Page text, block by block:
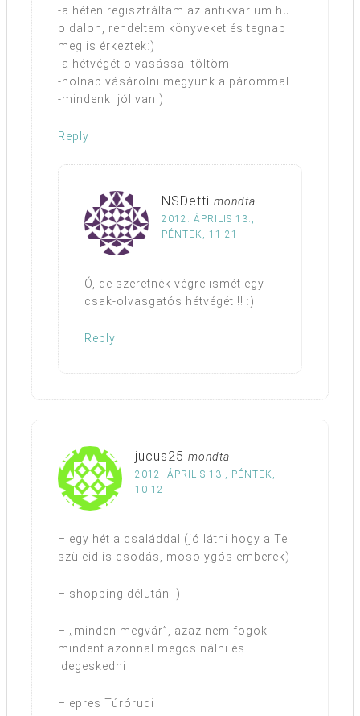
-a héten regisztráltam az antikvarium.hu
oldalon, rendeltem könyveket és tegnap
meg is érkeztek:)
-a hétvégét olvasással töltöm!
-holnap vásárolni megyünk a párommal
-mindenki jól van:)
Reply
NSDetti mondta
2012. ÁPRILIS 13.,
PÉNTEK, 11:21
Ó, de szeretnék végre ismét egy
csak-olvasgatós hétvégét!!! :)
Reply
jucus25 mondta
2012. ÁPRILIS 13., PÉNTEK,
10:12
– egy hét a családdal (jó látni hogy a Te
szüleid is csodás, mosolygós emberek)
– shopping délután :)
– „minden megvár”, azaz nem fogok
mindent azonnal megcsinálni és
idegeskedni
– epres Túrórudi